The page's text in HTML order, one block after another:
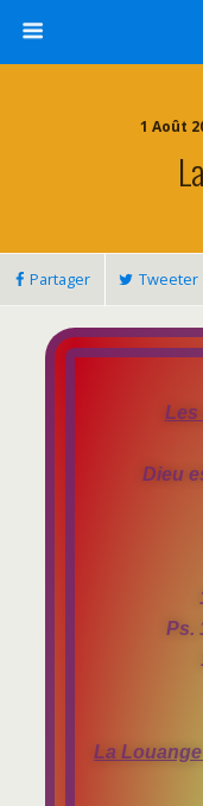
1 Août
Partager Tweeter
Les
Dieu
Ps.
La